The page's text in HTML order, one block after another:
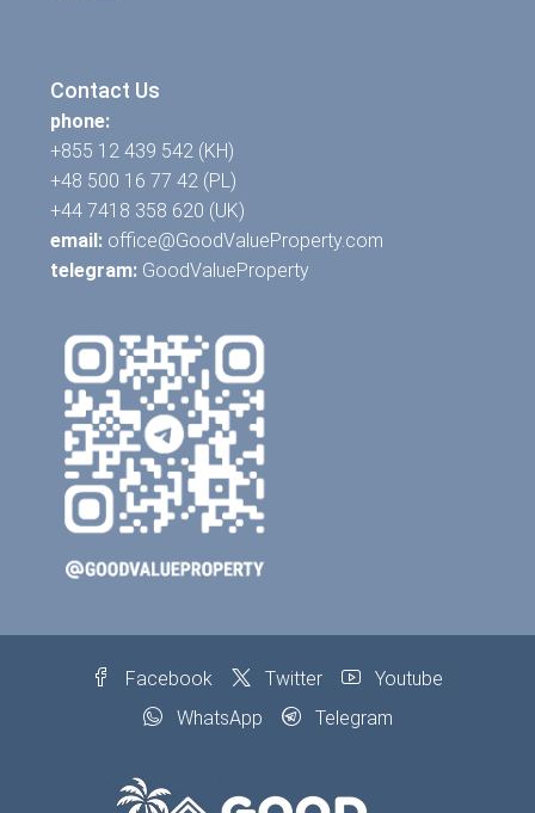
Contact Us
phone:
+855 12 439 542 (KH)
+48 500 16 77 42 (PL)
+44 7418 358 620 (UK)
email: office@GoodValueProperty.com
telegram: GoodValueProperty
Facebook Twitter
Youtube
WhatsApp
Telegram